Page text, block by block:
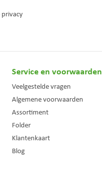
privacy
Service en voorwaarden
Veelgestelde vragen
Algemene voorwaarden
Assortiment
Folder
Klantenkaart
Blog